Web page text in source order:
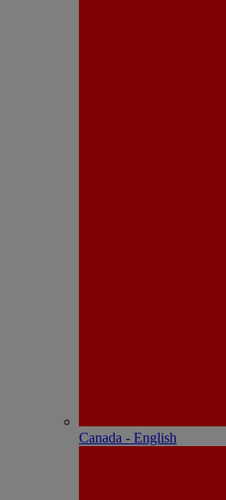
Canada - English